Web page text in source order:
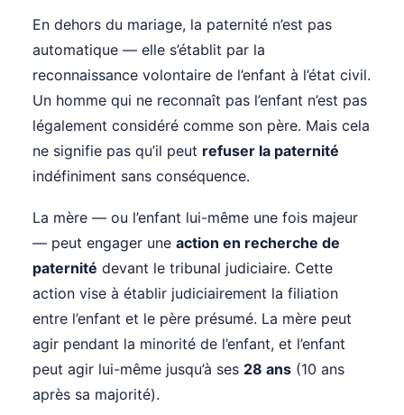
En dehors du mariage, la paternité n’est pas
automatique — elle s’établit par la
reconnaissance volontaire de l’enfant à l’état civil.
Un homme qui ne reconnaît pas l’enfant n’est pas
légalement considéré comme son père. Mais cela
ne signifie pas qu’il peut refuser la paternité
indéfiniment sans conséquence.
La mère — ou l’enfant lui-même une fois majeur
— peut engager une action en recherche de
paternité devant le tribunal judiciaire. Cette
action vise à établir judiciairement la filiation
entre l’enfant et le père présumé. La mère peut
agir pendant la minorité de l’enfant, et l’enfant
peut agir lui-même jusqu’à ses 28 ans (10 ans
après sa majorité).